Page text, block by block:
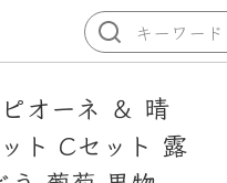
オーネ ＆ 晴
ト Cセット 露